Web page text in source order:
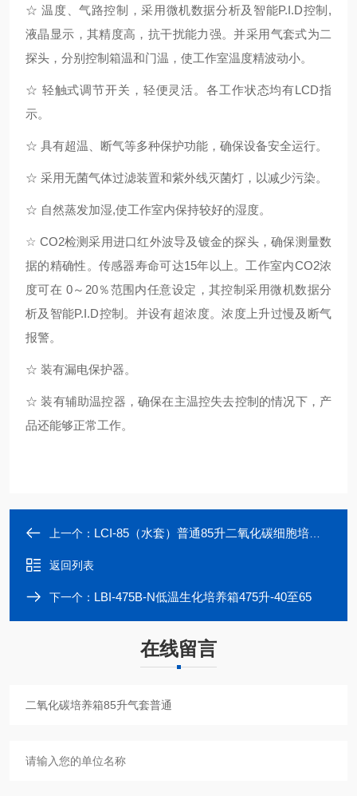
☆ 温度、气路控制，采用微机数据分析及智能P.I.D控制,
液晶显示，其精度高，抗干扰能力强。并采用气套式为二
探头，分别控制箱温和门温，使工作室温度精波动小。
☆ 轻触式调节开关，轻便灵活。各工作状态均有LCD指
示。
☆ 具有超温、断气等多种保护功能，确保设备安全运行。
☆ 采用无菌气体过滤装置和紫外线灭菌灯，以减少污染。
☆ 自然蒸发加湿,使工作室内保持较好的湿度。
☆ CO2检测采用进口红外波导及镀金的探头，确保测量数
据的精确性。传感器寿命可达15年以上。工作室内CO2浓
度可在 0～20％范围内任意设定，其控制采用微机数据分
析及智能P.I.D控制。并设有超浓度。浓度上升过慢及断气
报警。
☆ 装有漏电保护器。
☆ 装有辅助温控器，确保在主温控失去控制的情况下，产
品还能够正常工作。
上一个： LCI-85（水套）普通85升二氧化碳细胞培养箱
返回列表
下一个： LBI-475B-N低温生化培养箱475升-40至65
在线留言